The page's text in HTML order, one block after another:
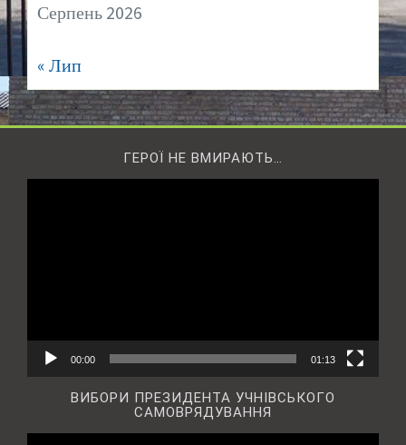
Серпень 2026
« Лип
ГЕРОЇ НЕ ВМИРАЮТЬ…
00:00 01:13
ВИБОРИ ПРЕЗИДЕНТА УЧНІВСЬКОГО
САМОВРЯДУВАННЯ